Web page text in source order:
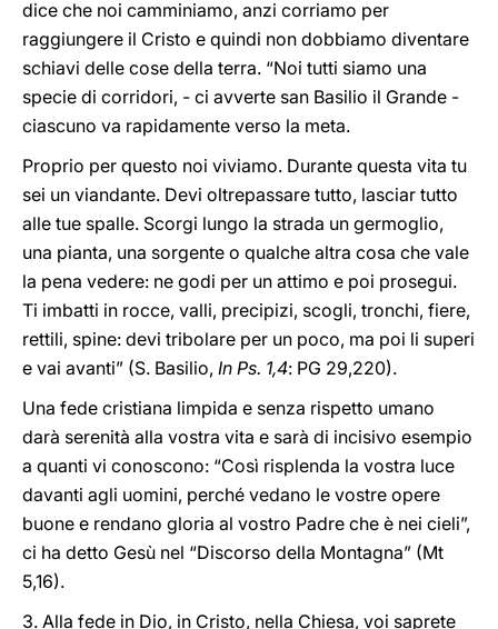
dice che noi camminiamo, anzi corriamo per
raggiungere il Cristo e quindi non dobbiamo diventare
schiavi delle cose della terra. “Noi tutti siamo una
specie di corridori, - ci avverte san Basilio il Grande -
ciascuno va rapidamente verso la meta.
Proprio per questo noi viviamo. Durante questa vita tu
sei un viandante. Devi oltrepassare tutto, lasciar tutto
alle tue spalle. Scorgi lungo la strada un germoglio,
una pianta, una sorgente o qualche altra cosa che vale
la pena vedere: ne godi per un attimo e poi prosegui.
Ti imbatti in rocce, valli, precipizi, scogli, tronchi, fiere,
rettili, spine: devi tribolare per un poco, ma poi li superi
e vai avanti” (S. Basilio, In Ps. 1,4: PG 29,220).
Una fede cristiana limpida e senza rispetto umano
darà serenità alla vostra vita e sarà di incisivo esempio
a quanti vi conoscono: “Così risplenda la vostra luce
davanti agli uomini, perché vedano le vostre opere
buone e rendano gloria al vostro Padre che è nei cieli”,
ci ha detto Gesù nel “Discorso della Montagna” (Mt
5,16).
3. Alla fede in Dio, in Cristo, nella Chiesa, voi saprete